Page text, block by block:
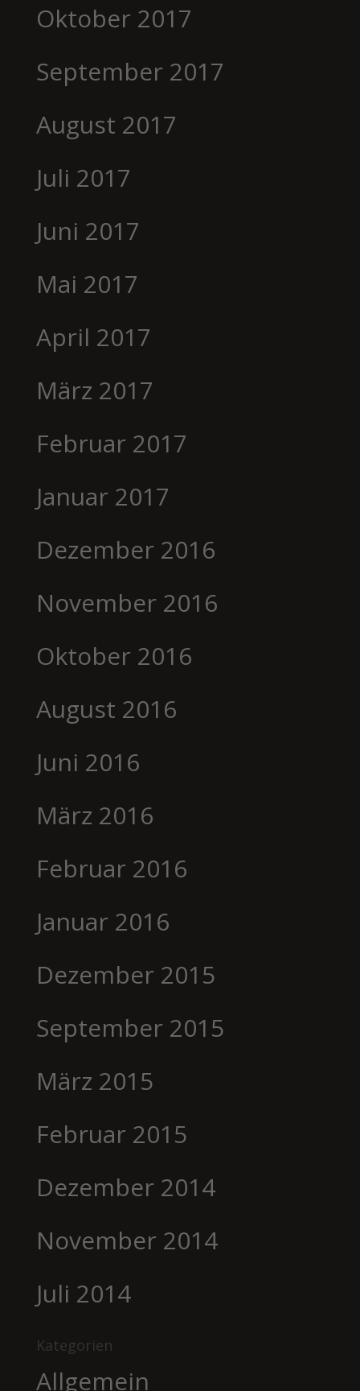
Oktober 2017
September 2017
August 2017
Juli 2017
Juni 2017
Mai 2017
April 2017
März 2017
Februar 2017
Januar 2017
Dezember 2016
November 2016
Oktober 2016
August 2016
Juni 2016
März 2016
Februar 2016
Januar 2016
Dezember 2015
September 2015
März 2015
Februar 2015
Dezember 2014
November 2014
Juli 2014
Kategorien
Allgemein